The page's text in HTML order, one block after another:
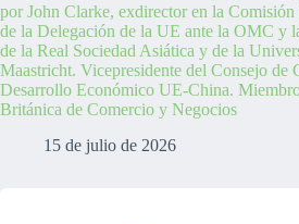
por John Clarke, exdirector en la
de la Delegación de la UE ante la OMC y
de la Real Sociedad Asiática y de la
Maastricht. Vicepresidente del Consejo de
Desarrollo Económico UE-China.
Británica de Comercio y Negocios
15 de julio de 2026